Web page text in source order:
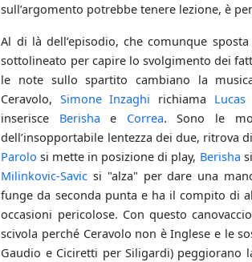
sull’argomento potrebbe tenere lezione, è
Al di là dell’episodio, che comunque
sottolineato per capire lo svolgimento dei
le note sullo spartito cambiano la
Ceravolo, Simone Inzaghi richiama Lucas
inserisce Berisha e Correa. Sono le
dell’insopportabile lentezza dei due, ritrova
Parolo si mette in posizione di play, Berisha
Milinkovic-Savic si "alza" per dare una
funge da seconda punta e ha il compito di
occasioni pericolose. Con questo
scivola perché Ceravolo non è Inglese e le
Gaudio e Ciciretti per Siligardi) peggiorano